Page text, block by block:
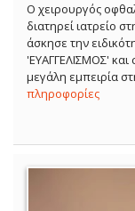
Ο χειρουργός
διατηρεί ιατρείο
άσκησε την
'ΕΥΑΓΓΕΛΙΣΜΟΣ'
μεγάλη εμπειρία
πληροφορίες